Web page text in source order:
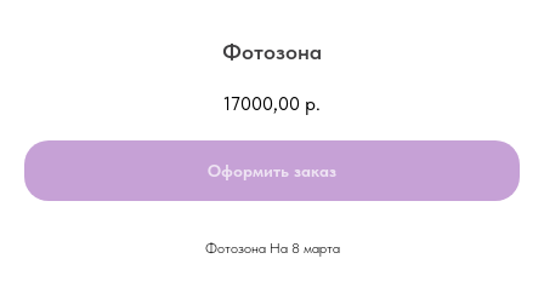
Фотозона
17000,00 р.
Оформить заказ
Фотозона На 8 марта